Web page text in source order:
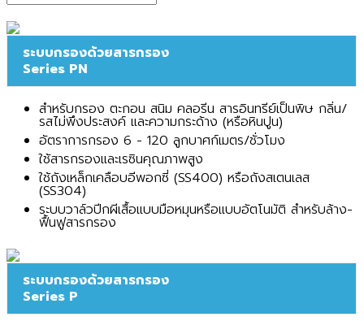
ระบบกรองด้วยสารกรอง
Series PN
สำหรับกรอง ตะกอน สนิม คลอรีน สารอินทรีย์เป็นพิษ กลิ่น/
รสไม่พึงประสงค์ และความกระด้าง (หรือหินปูน)
อัตราการกรอง 6 - 120 ลูกบาศก์เมตร/ชั่วโมง
ใช้สารกรองและเรซินคุณภาพสูง
ใช้ถังเหล็กเคลือบอีพอกซี่ (SS400) หรือถังสเตนเลส
(SS304)
ระบบวาล์วปีกผีเสื้อแบบมือหมุนหรือแบบอัตโนมัติ สำหรับล้าง-
ฟื้นฟูสารกรอง
ระบบกรองด้วยสารกรอง
Series P